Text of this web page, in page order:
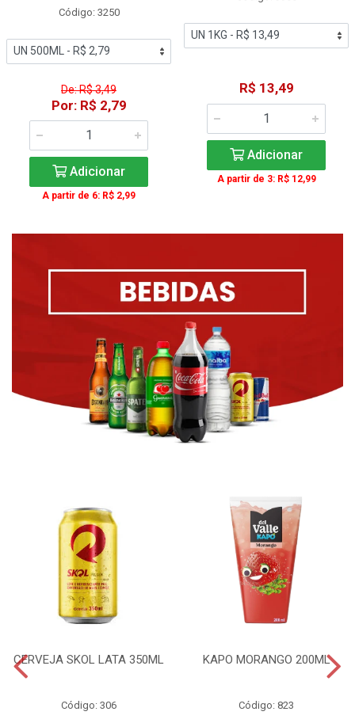
Código: 3250
De: R$ 3,49
Por: R$ 2,79
Adicionar
A partir de 6: R$ 2,99
R$ 13,49
Adicionar
A partir de 3: R$ 12,99
CERVEJA SKOL LATA 350ML
Código: 306
KAPO MORANGO 200ML
Código: 823